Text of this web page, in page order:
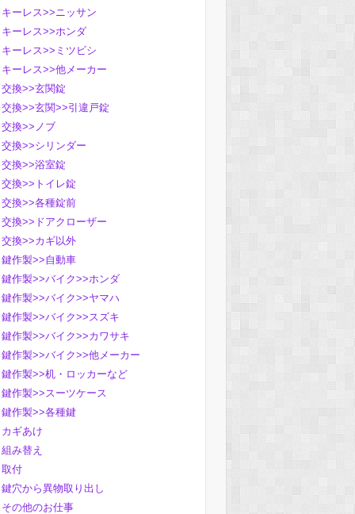
キーレス>>ニッサン
キーレス>>ホンダ
キーレス>>ミツビシ
キーレス>>他メーカー
交換>>玄関錠
交換>>玄関>>引違戸錠
交換>>ノブ
交換>>シリンダー
交換>>浴室錠
交換>>トイレ錠
交換>>各種錠前
交換>>ドアクローザー
交換>>カギ以外
鍵作製>>自動車
鍵作製>>バイク>>ホンダ
鍵作製>>バイク>>ヤマハ
鍵作製>>バイク>>スズキ
鍵作製>>バイク>>カワサキ
鍵作製>>バイク>>他メーカー
鍵作製>>机・ロッカーなど
鍵作製>>スーツケース
鍵作製>>各種鍵
カギあけ
組み替え
取付
鍵穴から異物取り出し
その他のお仕事